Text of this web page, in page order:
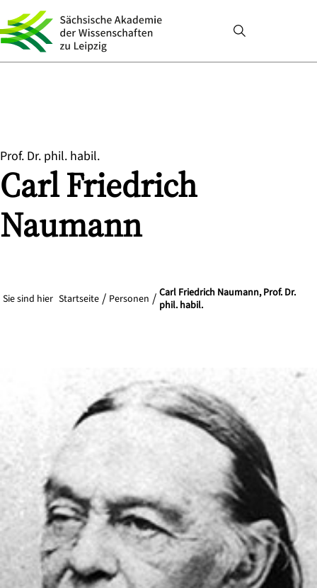
Prof. Dr. phil. habil.
Carl Friedrich
Naumann
Sie sind hier Startseite Personen
Carl Friedrich Naumann, Prof. Dr.
phil. habil.